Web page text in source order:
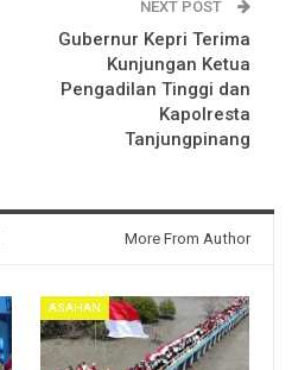
NEXT POST
Gubernur Kepri Terima
Kunjungan Ketua
Pengadilan Tinggi dan
Kapolresta
Tanjungpinang
More From Author
ASAHAN